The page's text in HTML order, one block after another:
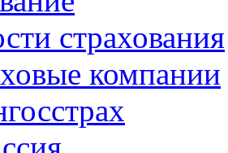
страхования
компании